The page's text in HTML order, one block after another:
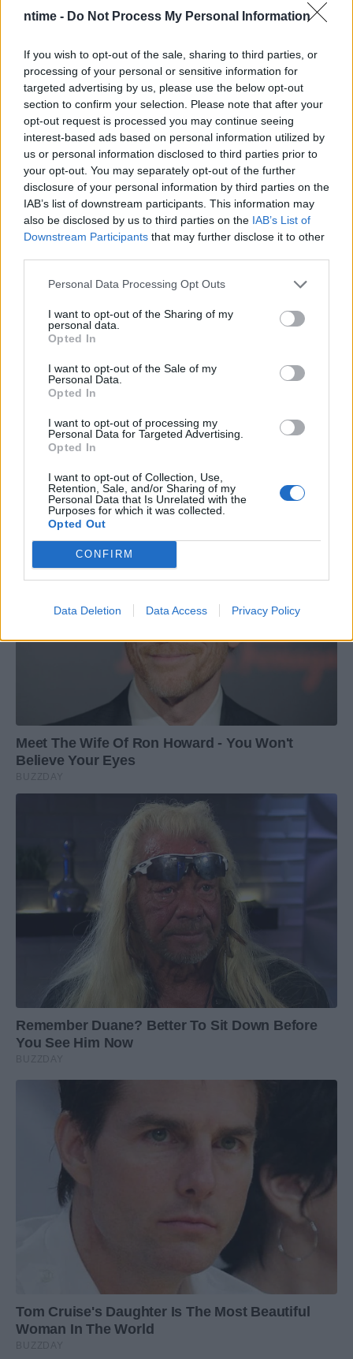
ntime - Do Not Process My Personal Information
If you wish to opt-out of the sale, sharing to third parties, or
processing of your personal or sensitive information for
targeted advertising by us, please use the below opt-out
section to confirm your selection. Please note that after your
opt-out request is processed you may continue seeing
interest-based ads based on personal information utilized by
us or personal information disclosed to third parties prior to
your opt-out. You may separately opt-out of the further
disclosure of your personal information by third parties on the
IAB’s list of downstream participants. This information may
also be disclosed by us to third parties on the IAB’s List of
Downstream Participants that may further disclose it to other
Personal Data Processing Opt Outs
I want to opt-out of the Sharing of my
personal data.
Opted In
I want to opt-out of the Sale of my
Personal Data.
Opted In
I want to opt-out of processing my
Personal Data for Targeted Advertising.
Opted In
I want to opt-out of Collection, Use,
Retention, Sale, and/or Sharing of my
Personal Data that Is Unrelated with the
Purposes for which it was collected.
Opted Out
CONFIRM
Data Deletion Data Access Privacy Policy